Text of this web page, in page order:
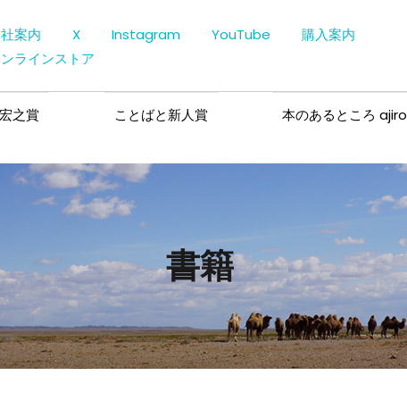
案内 X Instagram YouTube
購入案内
ラインストア
之賞 ことばと新人賞 本のあるところ ajiro
書籍